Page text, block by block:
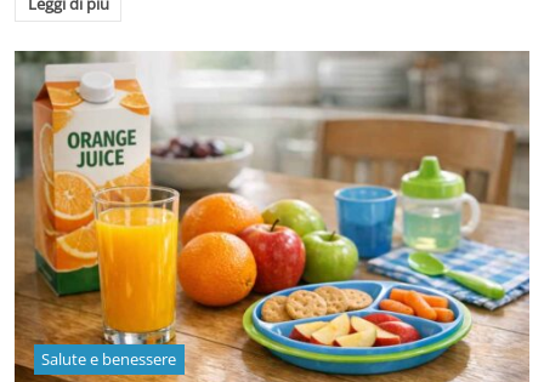
Salute e benessere